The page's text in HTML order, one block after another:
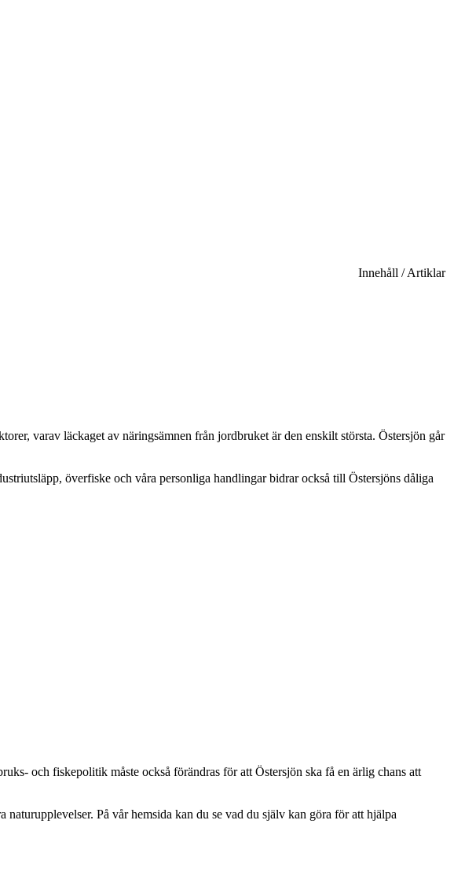
Innehåll / Artiklar
varav läckaget av näringsämnen från jordbruket är den enskilt största. Östersjön går
överfiske och våra personliga handlingar bidrar också till Östersjöns dåliga
och fiskepolitik måste också förändras för att Östersjön ska få en ärlig chans att
På vår hemsida kan du se vad du själv kan göra för att hjälpa